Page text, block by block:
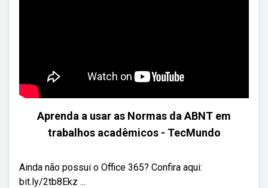
Aprenda a usar as Normas da ABNT em
trabalhos acadêmicos - TecMundo
Ainda não possui o Office 365? Confira aqui:
bit.ly/2tb8Ekz ...